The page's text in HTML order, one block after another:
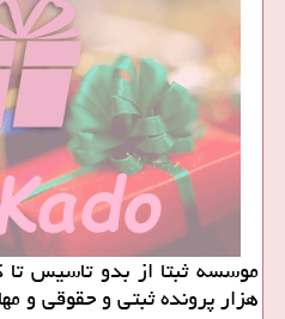
هزار پرونده ثبتی و حقوقی و